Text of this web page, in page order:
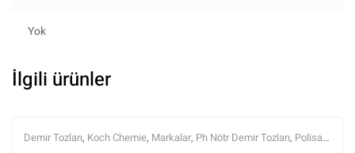
Yok
İlgili ürünler
Demir Tozları, Koch Chemie, Markalar, Ph Nötr Demir Tozları, Polisaj